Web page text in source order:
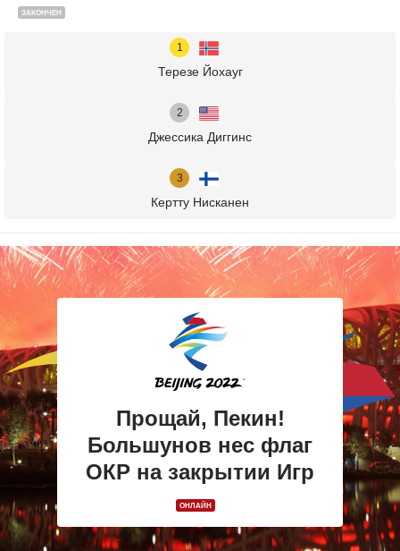
ЗАКОНЧЕН
Терезе Йохауг
Джессика Диггинс
Кертту Нисканен
Прощай, Пекин!
Большунов нес флаг
ОКР на закрытии Игр
ОНЛАЙН